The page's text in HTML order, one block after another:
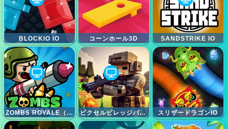
BLOCKIO IO コーンホール3D SANDSTRIKE IO
ZOMBS ROYALE（ZOMBSROYALE.IO） ピクセルビレッジバトル3D.IO スリザードラゴンIO